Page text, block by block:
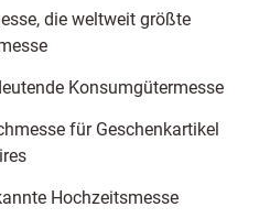
die weltweit größte
Konsumgütermesse
für Geschenkartikel
Hochzeitsmesse